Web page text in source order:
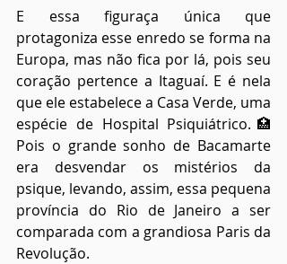
E essa figuraça única que
protagoniza esse enredo se forma na
Europa, mas não fica por lá, pois seu
coração pertence a Itaguaí. E é nela
que ele estabelece a Casa Verde, uma
espécie de Hospital Psiquiátrico.🏥
Pois o grande sonho de Bacamarte
era desvendar os mistérios da
psique, levando, assim, essa pequena
província do Rio de Janeiro a ser
comparada com a grandiosa Paris da
Revolução.